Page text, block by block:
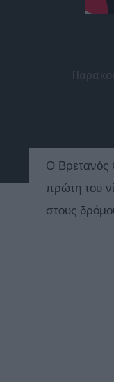
O Βρετανός
πρώτη του
στους